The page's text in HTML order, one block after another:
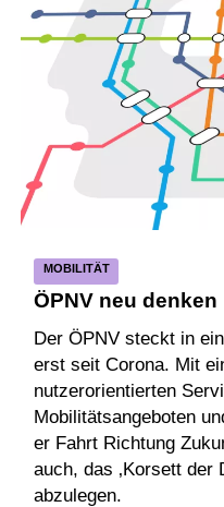
MOBILITÄT
ÖPNV neu denken
Der ÖPNV steckt in
erst seit Corona. Mit
nutzerorientierten
Mobilitätsangeboten
er Fahrt Richtung
auch, das ‚Korsett der
abzulegen.